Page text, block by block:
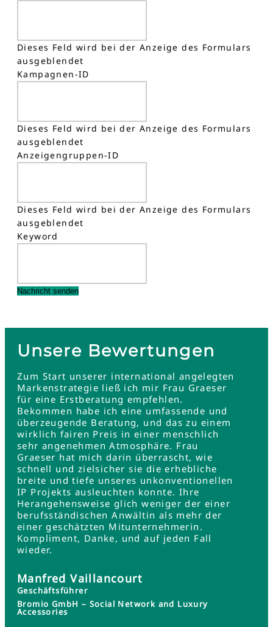
Dieses Feld wird bei der Anzeige des Formulars
ausgeblendet
Kampagnen-ID
Dieses Feld wird bei der Anzeige des Formulars
ausgeblendet
Anzeigengruppen-ID
Dieses Feld wird bei der Anzeige des Formulars
ausgeblendet
Keyword
Unsere Bewertungen
Zum Start unserer international angelegten
Markenstrategie ließ ich mir Frau Graeser
für eine Erstberatung empfehlen.
Bekommen habe ich eine umfassende und
überzeugende Beratung, und das zu einem
wirklich fairen Preis in einer menschlich
sehr angenehmen Atmosphäre. Frau
Graeser hat mich darin überrascht, wie
schnell und zielsicher sie die erhebliche
breite und tiefe unseres unkonventionellen
IP Projekts ausleuchten konnte. Ihre
Herangehensweise glich weniger der einer
berufsständischen Anwältin als mehr der
einer geschätzten Mitunternehmerin.
Kompliment, Danke, und auf jeden Fall
wieder.
Manfred Vaillancourt
Geschäftsführer
Bromio GmbH – Social Network and Luxury
Accessories